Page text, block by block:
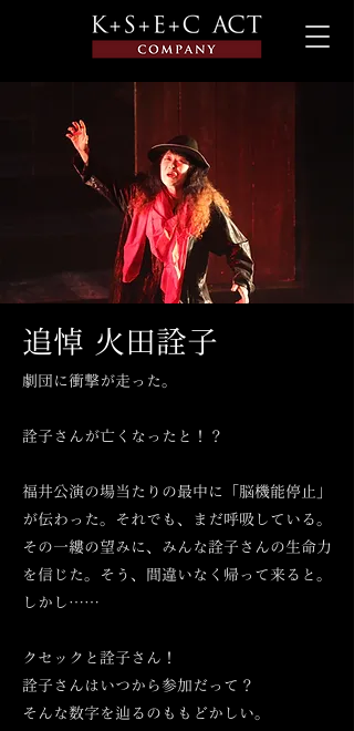
​追悼 火田詮子
劇団に衝撃が走った。
詮子さんが亡くなったと！？
福井公演の場当たりの最中に「脳機能停止」
が伝わった。それでも、まだ呼吸している。
その一縷の望みに、みんな詮子さんの生命力
を信じた。そう、間違いなく帰って来ると。
しかし……
クセックと詮子さん！
詮子さんはいつから参加だって？
そんな数字を辿るのももどかしい。